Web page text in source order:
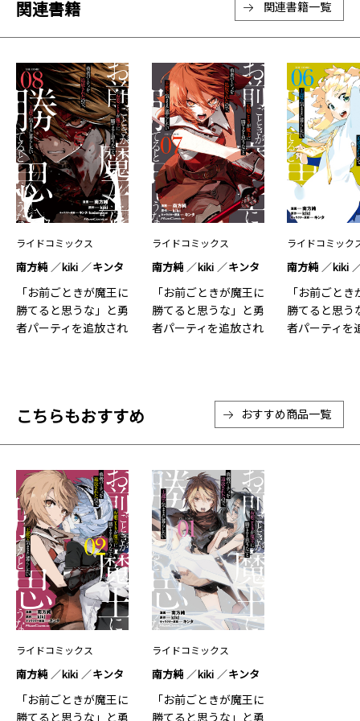
関連書籍 関連書籍一覧
ライドコミックス
南方純 kiki キンタ
「お前ごときが魔王に
勝てると思うな」と勇
者パーティを追放され
ライドコミックス
南方純 kiki キンタ
「お前ごときが魔王に
勝てると思うな」と勇
者パーティを追放され
ライドコミック
南方純 kiki
「お前ごと
勝てると思う
者パーティを
こちらもおすすめ おすすめ商品一覧
ライドコミックス
南方純 kiki キンタ
「お前ごときが魔王に
勝てると思うな」と勇
ライドコミックス
南方純 kiki キンタ
「お前ごときが魔王に
勝てると思うな」と勇